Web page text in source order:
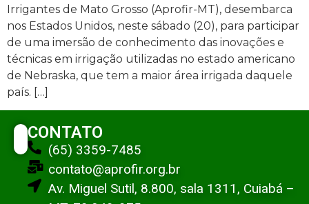
Irrigantes de Mato Grosso (Aprofir-MT), desembarca
nos Estados Unidos, neste sábado (20), para participar
de uma imersão de conhecimento das inovações e
técnicas em irrigação utilizadas no estado americano
de Nebraska, que tem a maior área irrigada daquele
país. […]
CONTATO
(65) 3359-7485
contato@aprofir.org.br
Av. Miguel Sutil, 8.800, sala 1311, Cuiabá –